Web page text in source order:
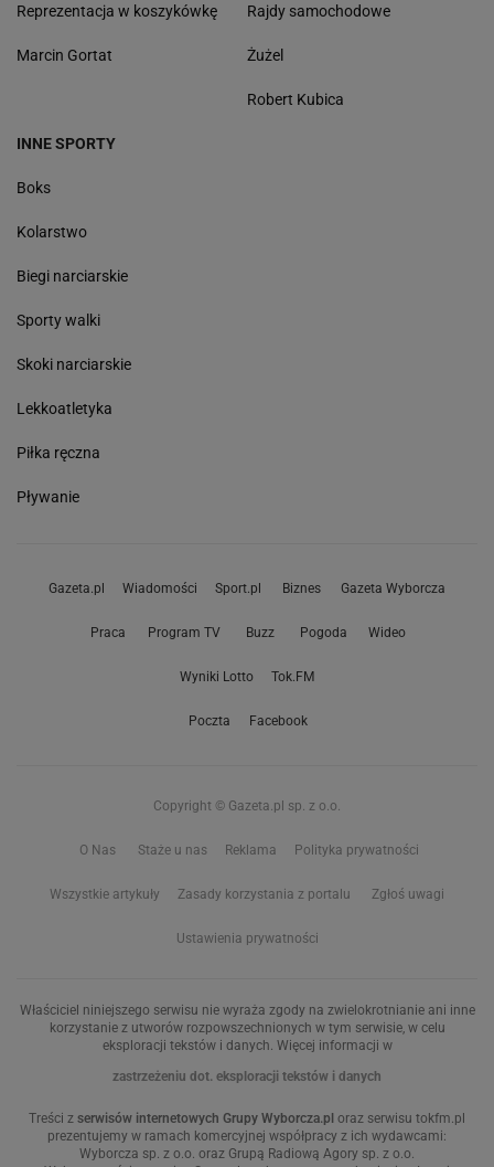
Reprezentacja w koszykówkę
Marcin Gortat
Rajdy samochodowe
Żużel
Robert Kubica
INNE SPORTY
Boks
Kolarstwo
Biegi narciarskie
Sporty walki
Skoki narciarskie
Lekkoatletyka
Piłka ręczna
Pływanie
Gazeta.pl Wiadomości Sport.pl Biznes Gazeta Wyborcza
Praca Program TV Buzz Pogoda Wideo
Wyniki Lotto Tok.FM
Poczta Facebook
Copyright © Gazeta.pl sp. z o.o.
O Nas Staże u nas Reklama Polityka prywatności
Wszystkie artykuły Zasady korzystania z portalu Zgłoś uwagi
Ustawienia prywatności
Właściciel niniejszego serwisu nie wyraża zgody na zwielokrotnianie ani inne
korzystanie z utworów rozpowszechnionych w tym serwisie, w celu
eksploracji tekstów i danych. Więcej informacji w
zastrzeżeniu dot. eksploracji tekstów i danych
Treści z serwisów internetowych Grupy Wyborcza.pl oraz serwisu tokfm.pl
prezentujemy w ramach komercyjnej współpracy z ich wydawcami:
Wyborcza sp. z o.o. oraz Grupą Radiową Agory sp. z o.o.